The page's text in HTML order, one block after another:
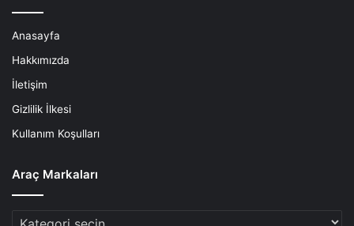
Anasayfa
Hakkımızda
İletişim
Gizlilik İlkesi
Kullanım Koşulları
Araç Markaları
Araç